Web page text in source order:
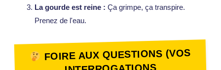
La gourde est reine : Ça grimpe, ça transpire.
Prenez de l'eau.
FOIRE AUX QUESTIONS (VOS